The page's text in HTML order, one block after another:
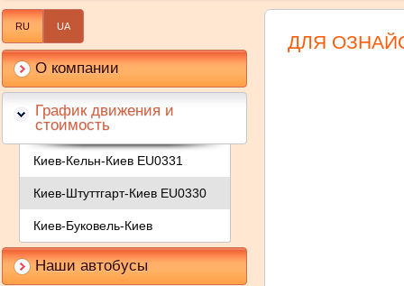
RU UA
О компании
График движения и
стоимость
Киев-Кельн-Киев EU0331
Киев-Штуттгарт-Киев EU0330
Киев-Буковель-Киев
Наши автобусы
ДЛЯ